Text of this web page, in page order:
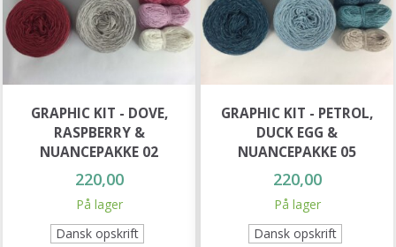
GRAPHIC KIT - DOVE,
RASPBERRY &
NUANCEPAKKE 02
220,00
På lager
Dansk opskrift
GRAPHIC KIT - PETROL,
DUCK EGG &
NUANCEPAKKE 05
220,00
På lager
Dansk opskrift